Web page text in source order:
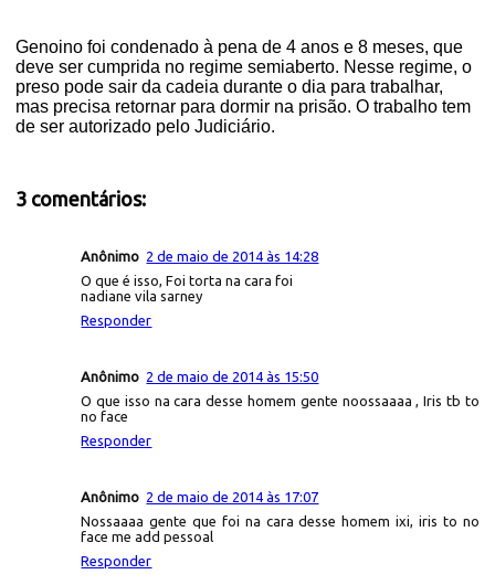
Genoino foi condenado à pena de 4 anos e 8 meses, que
deve ser cumprida no regime semiaberto. Nesse regime, o
preso pode sair da cadeia durante o dia para trabalhar,
mas precisa retornar para dormir na prisão. O trabalho tem
de ser autorizado pelo Judiciário.
3 comentários:
Anônimo 2 de maio de 2014 às 14:28
O que é isso, Foi torta na cara foi
nadiane vila sarney
Responder
Anônimo 2 de maio de 2014 às 15:50
O que isso na cara desse homem gente noossaaaa , Iris tb to
no face
Responder
Anônimo 2 de maio de 2014 às 17:07
Nossaaaa gente que foi na cara desse homem ixi, iris to no
face me add pessoal
Responder